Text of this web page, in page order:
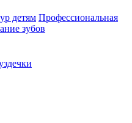
детям Профессиональная
зубов